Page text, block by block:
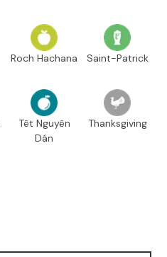
Roch Hachana Saint-Patrick
Têt Nguyên
Dán
Thanksgiving